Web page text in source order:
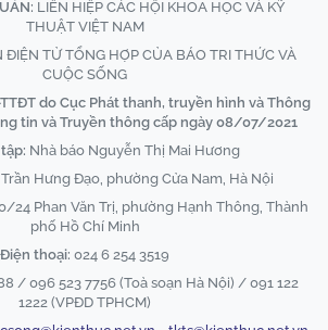
LIÊN HIỆP CÁC HỘI KHOA HỌC VÀ KỸ
THUẬT VIỆT NAM
ĐIỆN TỬ TỔNG HỢP CỦA BÁO TRI THỨC VÀ
CUỘC SỐNG
do Cục Phát thanh, truyền hình và Thông
tin và Truyền thông cấp ngày 08/07/2021
Nhà báo Nguyễn Thị Mai Hương
Hưng Đạo, phường Cửa Nam, Hà Nội
24 Phan Văn Trị, phường Hạnh Thông, Thành
phố Hồ Chí Minh
Điện thoại: 024 6 254 3519
/ 096 523 7756 (Toà soạn Hà Nội) / 091 122
1222 (VPĐD TPHCM)